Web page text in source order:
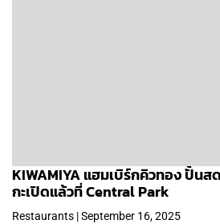
KIWAMIYA แฮมเบิร์กคิวทอง ปั้น
กะเปิดแล้วที่ Central Park
Restaurants | September 16, 2025